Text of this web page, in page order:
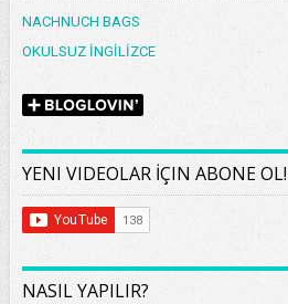
NACHNUCH BAGS
OKULSUZ İNGİLİZCE
YENI VIDEOLAR İÇIN ABONE OL!
NASIL YAPILIR?